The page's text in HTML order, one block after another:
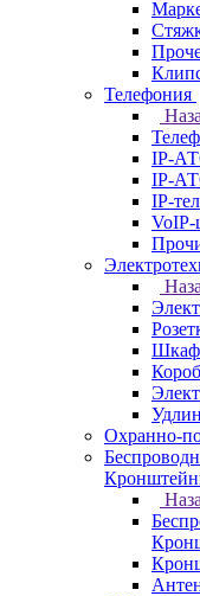
Телефония
IP-
IP-
IP-
Охранно-